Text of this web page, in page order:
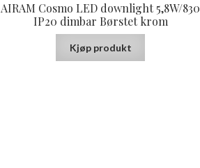
AIRAM Cosmo LED downlight 5,8W/830
IP20 dimbar Børstet krom
Kjøp produkt